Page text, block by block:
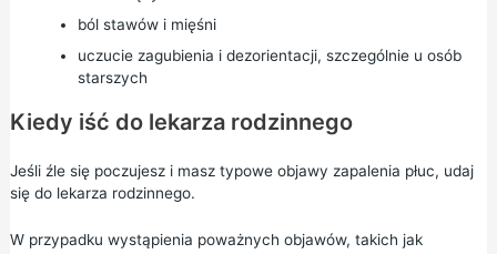
ból stawów i mięśni
uczucie zagubienia i dezorientacji, szczególnie u osób
starszych
Kiedy iść do lekarza rodzinnego
Jeśli źle się poczujesz i masz typowe objawy zapalenia płuc, udaj
się do lekarza rodzinnego.
W przypadku wystąpienia poważnych objawów, takich jak